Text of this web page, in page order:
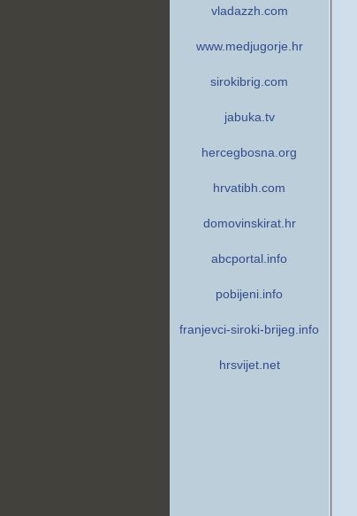
vladazzh.com
www.medjugorje.hr
sirokibrig.com
jabuka.tv
hercegbosna.org
hrvatibh.com
domovinskirat.hr
abcportal.info
pobijeni.info
franjevci-siroki-brijeg.info
hrsvijet.net